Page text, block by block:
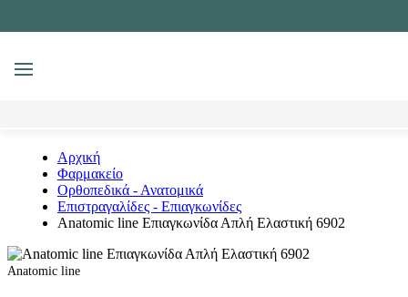
MENU
Αρχική
Φαρμακείο
Ορθοπεδικά - Ανατομικά
Επιστραγαλίδες - Επιαγκωνίδες
Anatomic line Επιαγκωνίδα Απλή Ελαστική 6902
Anatomic line